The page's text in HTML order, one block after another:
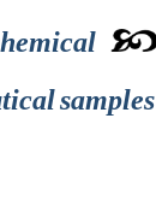
samples